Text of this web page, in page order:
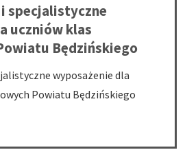
specjalistyczne
uczniów klas
Będzińskiego
wyposażenie dla
Powiatu Będzińskiego